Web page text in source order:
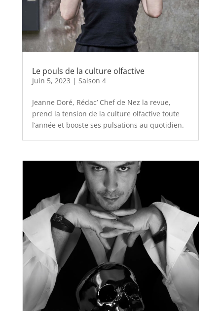
Le pouls de la culture olfactive
Juin 5, 2023 | Saison 4
Jeanne Doré, Rédac’ Chef de Nez la revue,
prend la tension de la culture olfactive toute
l’année et booste ses pulsations au quotidien.